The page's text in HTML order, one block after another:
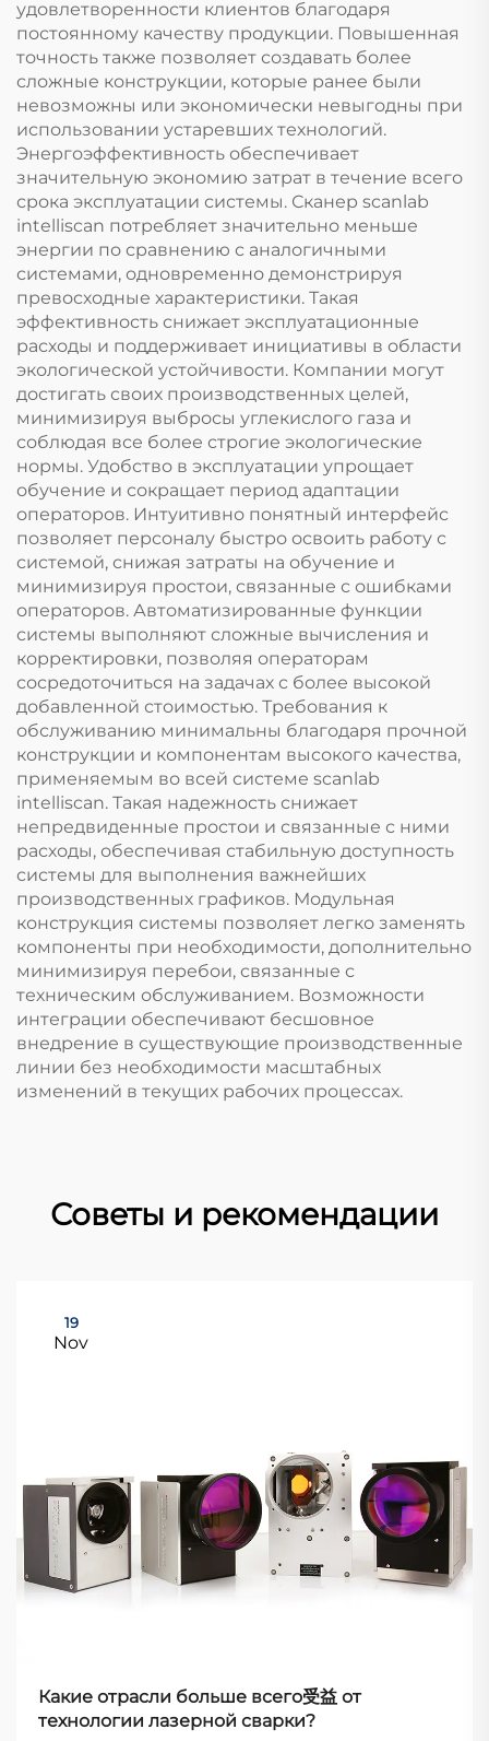
удовлетворенности клиентов благодаря
постоянному качеству продукции. Повышенная
точность также позволяет создавать более
сложные конструкции, которые ранее были
невозможны или экономически невыгодны при
использовании устаревших технологий.
Энергоэффективность обеспечивает
значительную экономию затрат в течение всего
срока эксплуатации системы. Сканер scanlab
intelliscan потребляет значительно меньше
энергии по сравнению с аналогичными
системами, одновременно демонстрируя
превосходные характеристики. Такая
эффективность снижает эксплуатационные
расходы и поддерживает инициативы в области
экологической устойчивости. Компании могут
достигать своих производственных целей,
минимизируя выбросы углекислого газа и
соблюдая все более строгие экологические
нормы. Удобство в эксплуатации упрощает
обучение и сокращает период адаптации
операторов. Интуитивно понятный интерфейс
позволяет персоналу быстро освоить работу с
системой, снижая затраты на обучение и
минимизируя простои, связанные с ошибками
операторов. Автоматизированные функции
системы выполняют сложные вычисления и
корректировки, позволяя операторам
сосредоточиться на задачах с более высокой
добавленной стоимостью. Требования к
обслуживанию минимальны благодаря прочной
конструкции и компонентам высокого качества,
применяемым во всей системе scanlab
intelliscan. Такая надежность снижает
непредвиденные простои и связанные с ними
расходы, обеспечивая стабильную доступность
системы для выполнения важнейших
производственных графиков. Модульная
конструкция системы позволяет легко заменять
компоненты при необходимости, дополнительно
минимизируя перебои, связанные с
техническим обслуживанием. Возможности
интеграции обеспечивают бесшовное
внедрение в существующие производственные
линии без необходимости масштабных
изменений в текущих рабочих процессах.
Советы и рекомендации
19
Nov
Какие отрасли больше всего受益 от
технологии лазерной сварки?